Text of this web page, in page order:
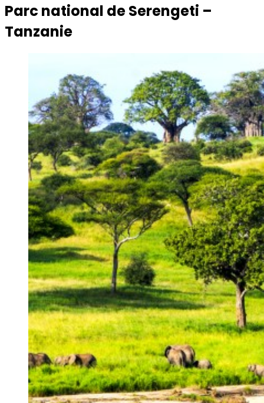
Parc national de Serengeti –
Tanzanie